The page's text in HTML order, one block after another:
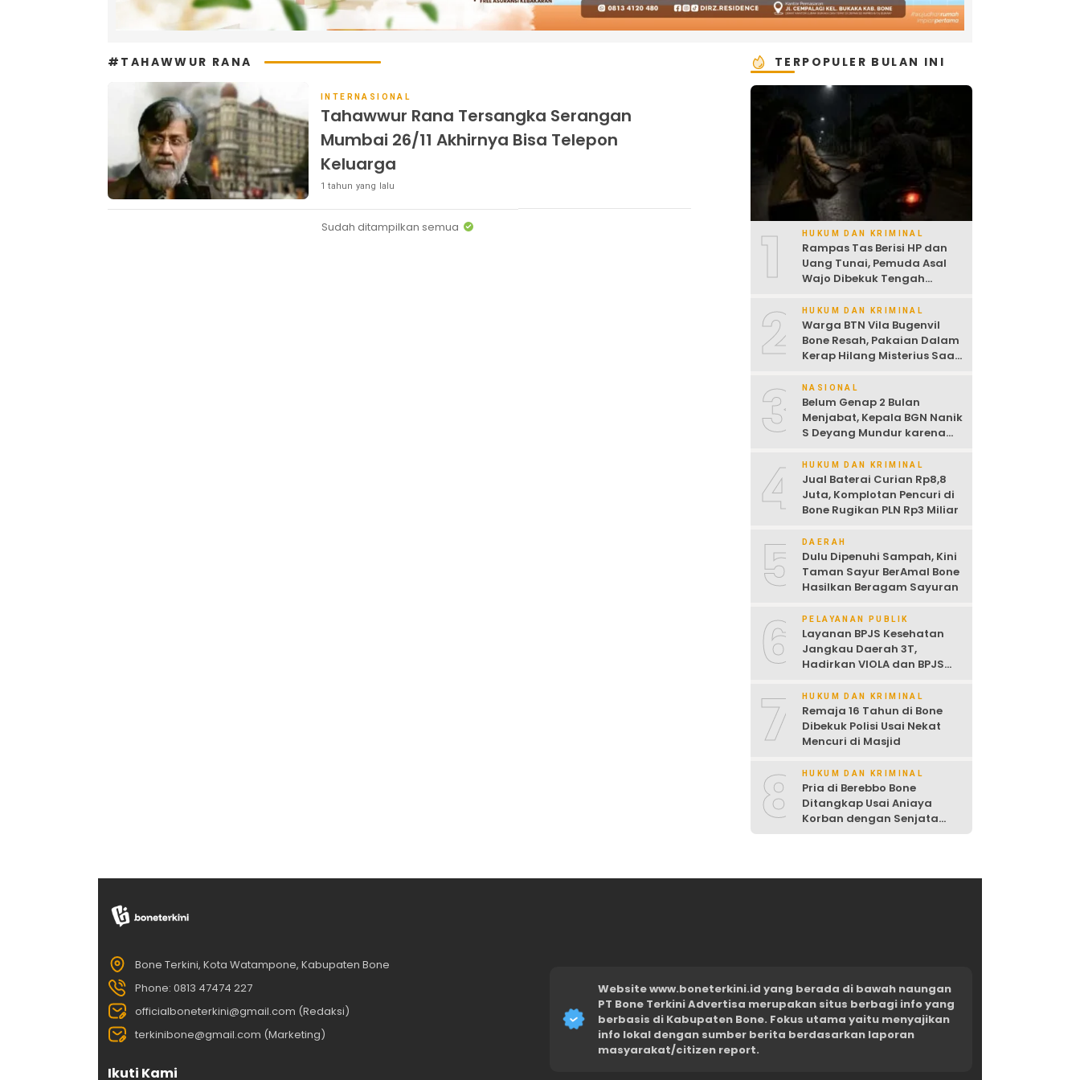
#TAHAWWUR RANA
INTERNASIONAL
Tahawwur Rana Tersangka Serangan
Mumbai 26/11 Akhirnya Bisa Telepon
Keluarga
1 tahun yang lalu
Sudah ditampilkan semua
TERPOPULER BULAN INI
1 HUKUM DAN KRIMINAL
Rampas Tas Berisi HP dan
Uang Tunai, Pemuda Asal
Wajo Dibekuk Tengah
2 HUKUM DAN KRIMINAL
Warga BTN Vila Bugenvil
Bone Resah, Pakaian Dalam
Kerap Hilang Misterius Saat
3 NASIONAL
Belum Genap 2 Bulan
Menjabat, Kepala BGN Nanik
S Deyang Mundur karena
4 HUKUM DAN KRIMINAL
Jual Baterai Curian Rp8,8
Juta, Komplotan Pencuri di
Bone Rugikan PLN Rp3 Miliar
5 DAERAH
Dulu Dipenuhi Sampah, Kini
Taman Sayur BerAmal Bone
Hasilkan Beragam Sayuran
6 PELAYANAN PUBLIK
Layanan BPJS Kesehatan
Jangkau Daerah 3T,
Hadirkan VIOLA dan BPJS
Akses JKN
7 HUKUM DAN KRIMINAL
Remaja 16 Tahun di Bone
Dibekuk Polisi Usai Nekat
Mencuri di Masjid
8 HUKUM DAN KRIMINAL
Pria di Berebbo Bone
Ditangkap Usai Aniaya
Korban dengan Senjata
Tajam
Bone Terkini, Kota Watampone, Kabupaten Bone
Phone: 0813 47474 227
officialboneterkini@gmail.com (Redaksi)
terkinibone@gmail.com (Marketing)
Ikuti Kami
Website www.boneterkini.id yang berada di bawah naungan
PT Bone Terkini Advertisa merupakan situs berbagi info yang
berbasis di Kabupaten Bone. Fokus utama yaitu menyajikan
info lokal dengan sumber berita berdasarkan laporan
masyarakat/citizen report.